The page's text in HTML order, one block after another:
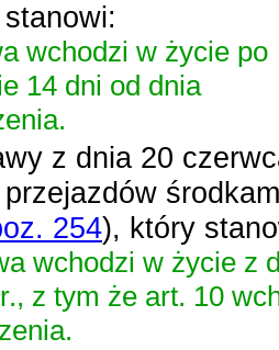
wchodzi w życie po
14 dni od dnia
z dnia 20
254), który
wchodzi w życie z
z tym że art. 10